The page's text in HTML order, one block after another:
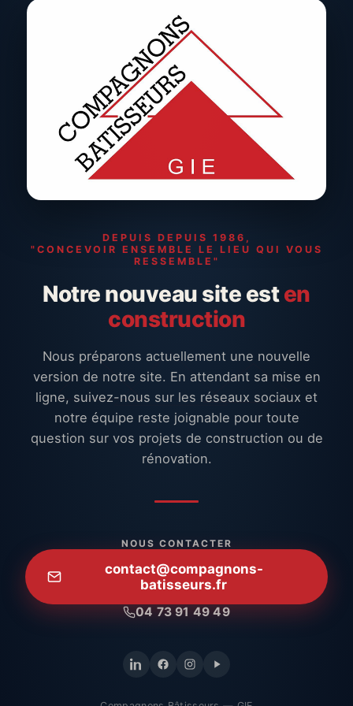
DEPUIS DEPUIS 1986,
"CONCEVOIR ENSEMBLE LE LIEU QUI VOUS
RESSEMBLE"
Notre nouveau site esten
construction
Nous préparons actuellement une nouvelle
version de notre site. En attendant sa mise en
ligne, suivez-nous sur les réseaux sociaux et
notre équipe reste joignable pour toute
question sur vos projets de construction ou de
rénovation.
NOUS CONTACTER
contact@compagnons-
batisseurs.fr
04 73 91 49 49